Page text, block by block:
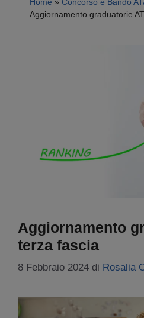
Aggiornamento graduatorie
Aggiornamento
terza fascia
8 Febbraio 2024 di Rosalia